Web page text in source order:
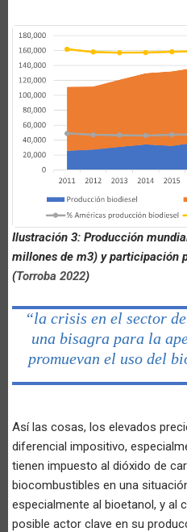
Ilustración 3: Producción
millones de m3) y participación
(Torroba 2022)
“la crisis en el sector
una bisagra para la
promuevan el uso del
Así las cosas, los elevados
diferencial impositivo,
tienen impuesto al dióxido de
biocombustibles en una
especialmente al bioetanol, y al
posible actor clave en su